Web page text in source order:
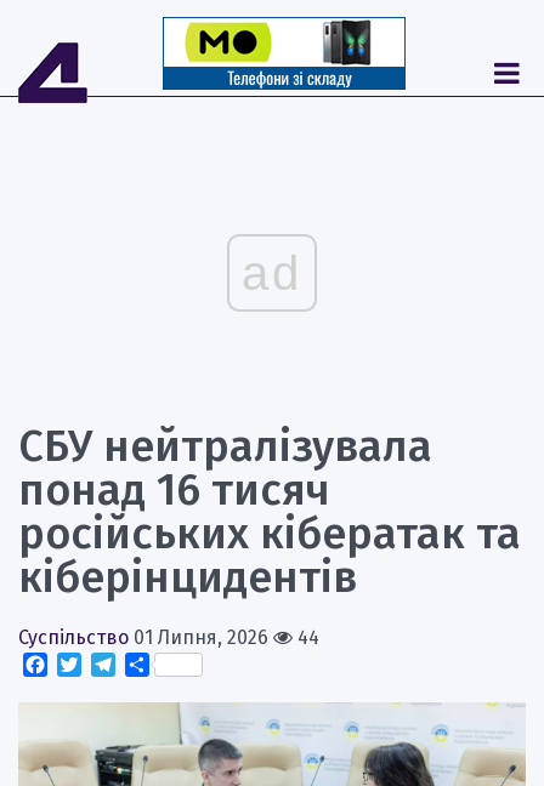
ad
СБУ нейтралізувала
понад 16 тисяч
російських кібератак та
кіберінцидентів
Суспільство 01 Липня, 2026
44
Facebook
TwitterTelegram
Поділитися